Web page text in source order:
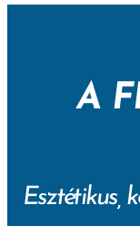
A
Esztétikus,